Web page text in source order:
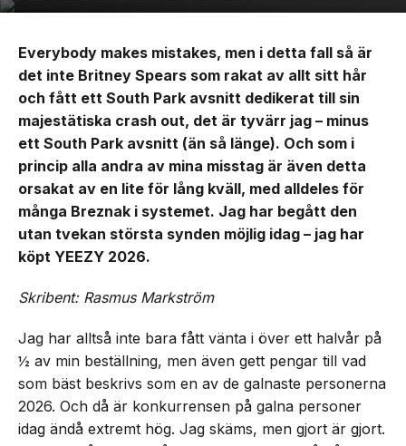
Everybody makes mistakes, men i detta fall så är
det inte Britney Spears som rakat av allt sitt hår
och fått ett South Park avsnitt dedikerat till sin
majestätiska crash out, det är tyvärr jag – minus
ett South Park avsnitt (än så länge). Och som i
princip alla andra av mina misstag är även detta
orsakat av en lite för lång kväll, med alldeles för
många Breznak i systemet. Jag har begått den
utan tvekan största synden möjlig idag – jag har
köpt YEEZY 2026.
Skribent: Rasmus Markström
Jag har alltså inte bara fått vänta i över ett halvår på
½ av min beställning, men även gett pengar till vad
som bäst beskrivs som en av de galnaste personerna
2026. Och då är konkurrensen på galna personer
idag ändå extremt hög. Jag skäms, men gjort är gjort.